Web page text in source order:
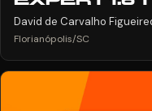
David de Carvalho
Florianópolis/SC